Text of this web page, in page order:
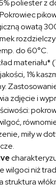
poliester z
owatą
do 60°C.
materiału*
1%
zdjęcie i
miły w
wilgoci niż
struktura